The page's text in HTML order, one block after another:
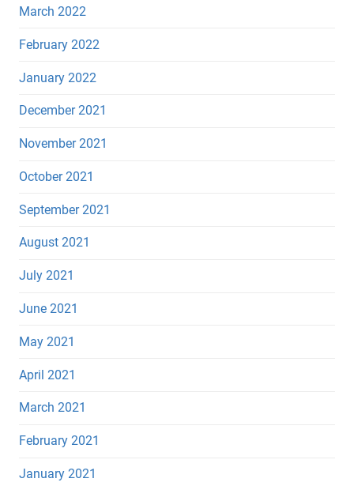
March 2022
February 2022
January 2022
December 2021
November 2021
October 2021
September 2021
August 2021
July 2021
June 2021
May 2021
April 2021
March 2021
February 2021
January 2021